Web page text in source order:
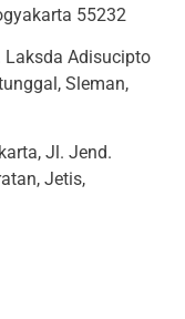
55232
Laksda Adisucipto
Sleman,
Jl. Jend.
Jetis,